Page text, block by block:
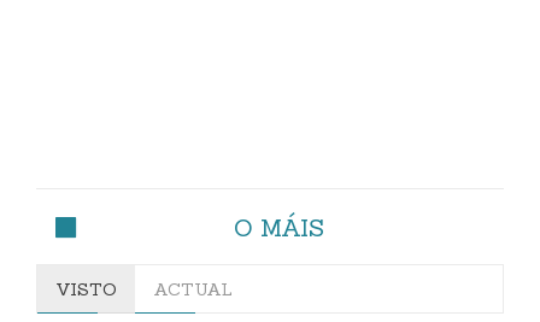
O MÁIS
VISTO ACTUAL